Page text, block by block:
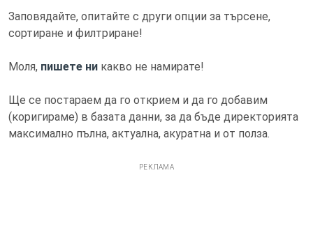
Заповядайте, опитайте с други опции за търсене,
сортиране и филтриране!
Моля, пишете ни какво не намирате!
Ще се постараем да го открием и да го добавим
(коригираме) в базата данни, за да бъде директорията
максимално пълна, актуална, акуратна и от полза.
РЕКЛАМА